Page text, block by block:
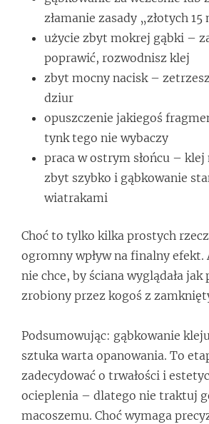
złamanie zasady „złotych
użycie zbyt mokrej gąbki –
poprawić, rozwodnisz klej
zbyt mocny nacisk –
dziur
opuszczenie jakiegoś
tynk tego nie wybaczy
praca w ostrym słońcu – klej
zbyt szybko i gąbkowanie
wiatrakami
Choć to tylko kilka prostych
ogromny wpływ na finalny efekt.
nie chce, by ściana wyglądała
zrobiony przez kogoś z
Podsumowując: gąbkowanie
sztuka warta opanowania. To
zadecydować o trwałości i
ocieplenia – dlatego nie traktuj
macoszemu. Choć wymaga